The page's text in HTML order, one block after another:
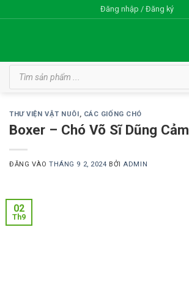
qua
Đăng nhập / Đăng ký
Tìm
kiếm
phẩm
THƯ VIỆN VẬT NUÔI, CÁC GIỐNG CHÓ
Boxer – Chó Võ Sĩ Dũng Cảm
ĐĂNG VÀOTHÁNG 9 2, 2024 BỞI ADMIN
02
Th9